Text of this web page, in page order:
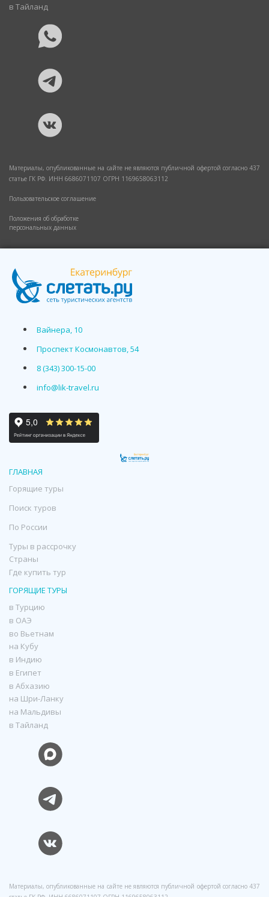
в Тайланд
Материалы, опубликованные на сайте не являются публичной офертой согласно 437
статье ГК РФ. ИНН 6686071107 ОГРН 1169658063112
Пользовательское соглашение
Положения об обработке
персональных данных
Вайнера, 10
Проспект Космонавтов, 54
8 (343) 300-15-00
info@lik-travel.ru
ГЛАВНАЯ
Горящие туры
Поиск туров
По России
Туры в рассрочку
Страны
Где купить тур
ГОРЯЩИЕ ТУРЫ
в Турцию
в ОАЭ
во Вьетнам
на Кубу
в Индию
в Египет
в Абхазию
на Шри-Ланку
на Мальдивы
в Тайланд
Материалы, опубликованные на сайте не являются публичной офертой согласно 437